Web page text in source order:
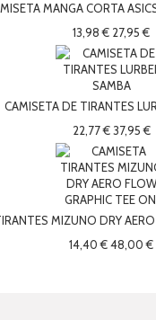
MANGA CORTA
13,98 € 27,95 €
CAMISETA DE TIRANTES
22,77 € 37,95 €
MIZUNO DRY
14,40 €48,00 €